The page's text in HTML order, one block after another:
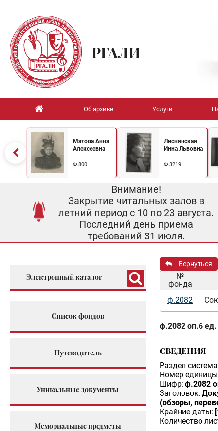
РГАЛИ
Об архиве Услуги
Матова Анна
Алексеевна
Ф.800
Лиснянская
Инна Львовна
Ф.3219
Внимание!
Закрытие читальных залов в
летний период с 10 по 23 августа.
Последний день приема
требований 31 июля.
Электронный каталог
Список фондов
Путеводитель
Уникальные документы
Мемориальные предметы
Вернуться
№
фонда
ф.2082
ф.2082 оп.6 ед.
СВЕДЕНИЯ
Раздел
Номер единицы
Шифр: ф.2082
Заголовок:
(обзоры,
Крайние даты:
Количество